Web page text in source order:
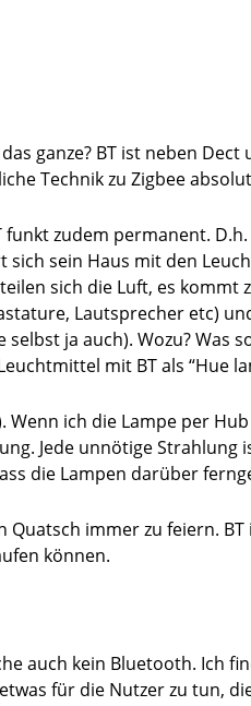
ganze? BT ist neben Dect
Technik zu Zigbee
funkt zudem permanent.
sich sein Haus mit den
sich die Luft, es kommt
Lautsprecher etc)
ja auch). Wozu? Was
mit BT als “Hue
ich die Lampe per
Jede unnötige Strahlung
die Lampen darüber
immer zu feiern.
können.
auch kein Bluetooth. Ich
für die Nutzer zu tun,